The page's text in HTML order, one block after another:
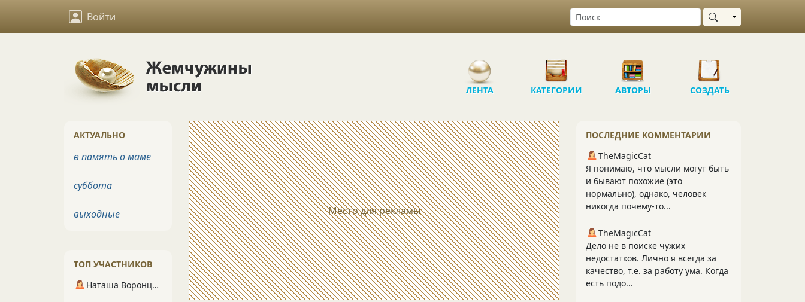
Войти Выбрать область
ЛЕНТА КАТЕГОРИИ АВТОРЫ СОЗДАТЬ
Место для рекламы
ПОСЛЕДНИЕ КОММЕНТАРИИ
TheMagicCat
Я понимаю, что мысли могут быть
и бывают похожие (это
нормально), однако, человек
никогда почему-то...
TheMagicCat
Дело не в поиске чужих
недостатков. Лично я всегда за
качество, т.е. за работу ума. Когда
есть подо...
АКТУАЛЬНО
в память о маме
суббота
выходные
ТОП УЧАСТНИКОВ
Наташа Воронцова